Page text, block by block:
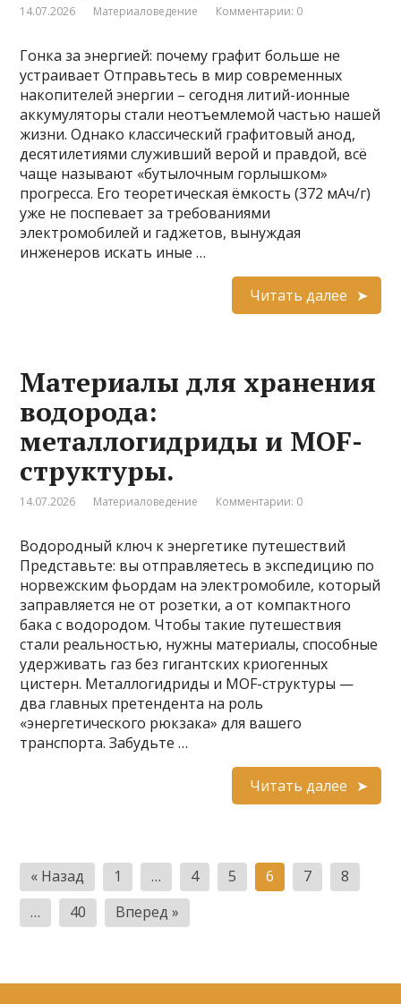
14.07.2026 Материаловедение Комментарии: 0
Гонка за энергией: почему графит больше не
устраивает Отправьтесь в мир современных
накопителей энергии – сегодня литий-ионные
аккумуляторы стали неотъемлемой частью нашей
жизни. Однако классический графитовый анод,
десятилетиями служивший верой и правдой, всё
чаще называют «бутылочным горлышком»
прогресса. Его теоретическая ёмкость (372 мАч/г)
уже не поспевает за требованиями
электромобилей и гаджетов, вынуждая
инженеров искать иные …
Читать далее
Материалы для хранения
водорода:
металлогидриды и MOF-
структуры.
14.07.2026 Материаловедение Комментарии: 0
Водородный ключ к энергетике путешествий
Представьте: вы отправляетесь в экспедицию по
норвежским фьордам на электромобиле, который
заправляется не от розетки, а от компактного
бака с водородом. Чтобы такие путешествия
стали реальностью, нужны материалы, способные
удерживать газ без гигантских криогенных
цистерн. Металлогидриды и MOF-структуры —
два главных претендента на роль
«энергетического рюкзака» для вашего
транспорта. Забудьте …
Читать далее
Пагинация
записей
« Назад 1 … 4 5 6 7
8
…
40 Вперед »